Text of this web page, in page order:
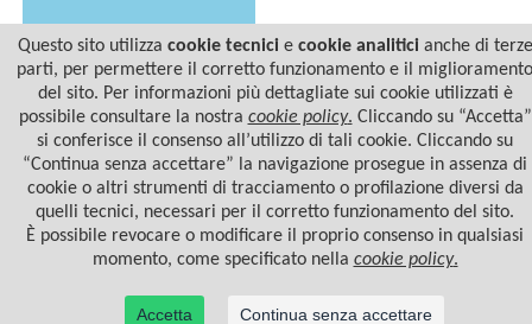
LA POSTURA DI
MEDITAZIONE
Questo sito utilizza cookie tecnicie cookie analiticianche di terze
parti, per permettere il corretto funzionamento e il miglioramento
del sito. Per informazioni più dettagliate sui cookie utilizzati è
possibile consultare la nostra cookie policy. Cliccando su “Accetta”
si conferisce il consenso all’utilizzo di tali cookie. Cliccando su
“Continua senza accettare” la navigazione prosegue in assenza di
cookie o altri strumenti di tracciamento o profilazione diversi da
quelli tecnici, necessari per il corretto funzionamento del sito.
È possibile revocare o modificare il proprio consenso in qualsiasi
momento, come specificato nella cookie policy.
Accetta Continua senza accettare